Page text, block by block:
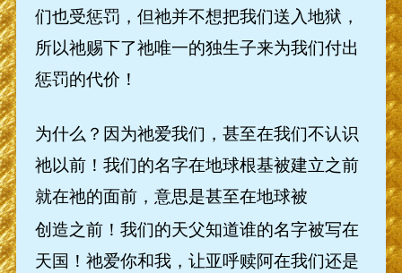
们也受惩罚，但祂并不想把我们送入地狱，
所以祂赐下了祂唯一的独生子来为我们付出
惩罚的代价！
为什么？因为祂爱我们，甚至在我们不认识
祂以前！我们的名字在地球根基被建立之前
就在祂的面前，意思是甚至在地球被
创造之前！我们的天父知道谁的名字被写在
天国！祂爱你和我，让亚呼赎阿在我们还是